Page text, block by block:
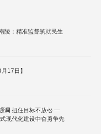
陵：精准监督筑就民生
17日】
调 扭住目标不放松 一
现代化建设中奋勇争先